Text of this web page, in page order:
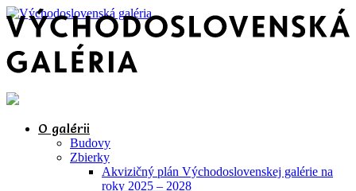
O galérii
Budovy
Zbierky
Akvizičný plán Východoslovenskej galérie na
roky 2025 – 2028